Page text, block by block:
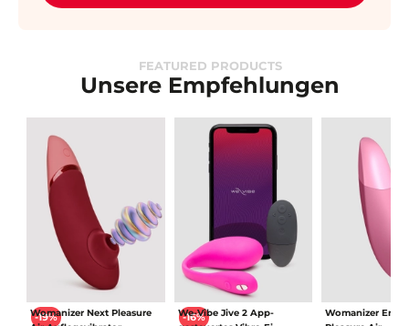
FEATURED PRODUCTS
Unsere Empfehlungen
-19%
Womanizer Next Pleasure
-16%
We-Vibe Jive 2 App-
Womanizer